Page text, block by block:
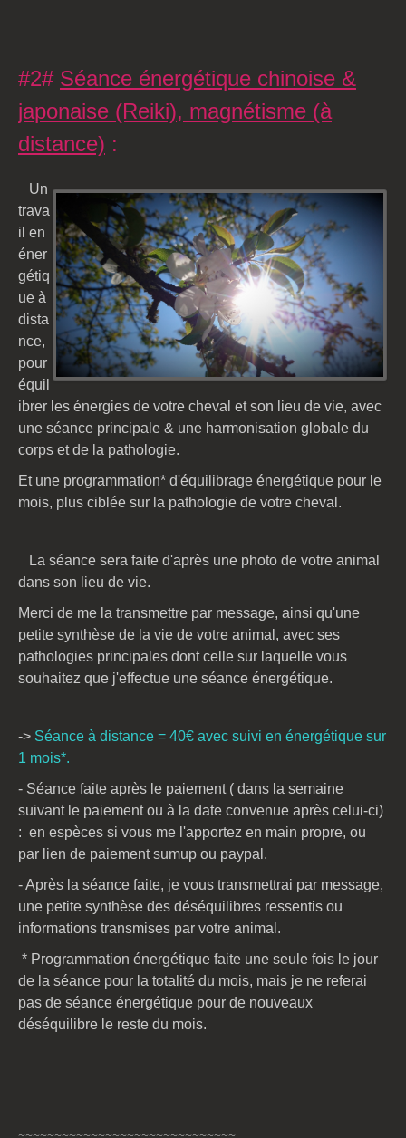
#2# Séance énergétique chinoise &
japonaise (Reiki), magnétisme (à
distance) :
Un
trava
il en
éner
gétiq
ue à
dista
nce,
pour
équil
ibrer les énergies de votre cheval et son lieu de vie, avec
une séance principale & une harmonisation globale du
corps et de la pathologie.
Et une programmation* d'équilibrage énergétique pour le
mois, plus ciblée sur la pathologie de votre cheval.
La séance sera faite d'après une photo de votre animal
dans son lieu de vie.
Merci de me la transmettre par message, ainsi qu'une
petite synthèse de la vie de votre animal, avec ses
pathologies principales dont celle sur laquelle vous
souhaitez que j'effectue une séance énergétique.
-> Séance à distance = 40€ avec suivi en énergétique sur
1 mois*.
- Séance faite après le paiement ( dans la semaine
suivant le paiementou à la date convenue après celui-ci)
: en espèces si vous me l'apportez en main propre, ou
par lien de paiement sumup ou paypal.
- Après la séance faite, je vous transmettrai par message,
une petite synthèse des déséquilibres ressentis ou
informations transmises par votre animal.
* Programmation énergétique faite une seule fois le jour
de la séance pour la totalité du mois, mais je ne referai
pas de séance énergétique pour de nouveaux
déséquilibre le reste du mois.